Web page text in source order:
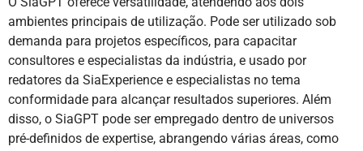
ambientes principais de utilização. Pode ser utilizado sob
demanda para projetos específicos, para capacitar
consultores e especialistas da indústria, e usado por
redatores da SiaExperience e especialistas no tema
conformidade para alcançar resultados superiores. Além
disso, o SiaGPT pode ser empregado dentro de universos
pré-definidos de expertise, abrangendo várias áreas, como